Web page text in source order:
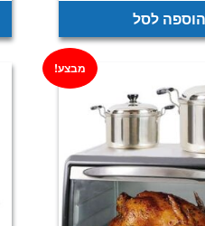
הוספה לסל
מבצע!